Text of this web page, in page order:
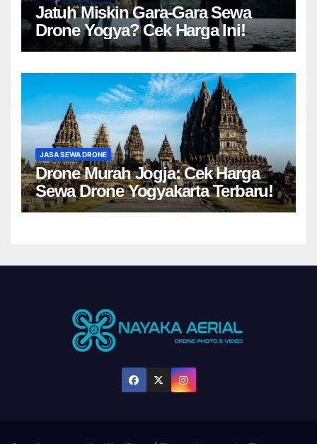
Jatuh Miskin Gara-Gara Sewa
Drone Yogya? Cek Harga Ini!
JASA SEWA DRONE
Drone Murah Jogja: Cek Harga
Sewa Drone Yogyakarta Terbaru!